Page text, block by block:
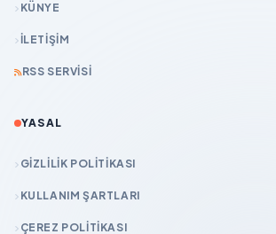
KÜNYE
İLETIŞIM
RSS SERVISI
YASAL
GIZLILIK POLITIKASI
KULLANIM ŞARTLARI
ÇEREZ POLITIKASI